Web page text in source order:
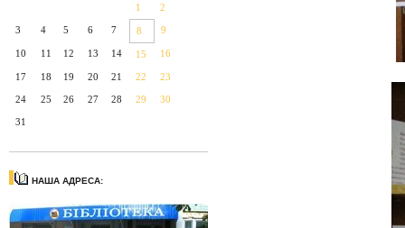
1 2
3 4 5 6 7 8 9
10 11 12 13 14 15 16
17 18 19 20 21 22 23
24 25 26 27 28 29 30
31
НАША АДРЕСА: